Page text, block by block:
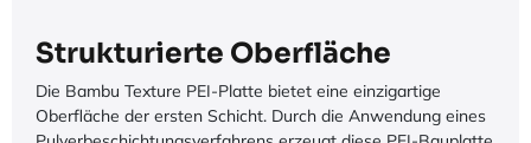
Strukturierte Oberfläche
Die Bambu Texture PEI-Platte bietet eine einzigartige
Oberfläche der ersten Schicht. Durch die Anwendung eines